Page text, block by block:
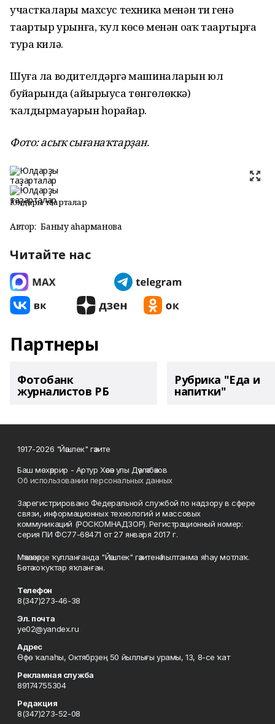
участкаларҙы махсус техника менән тиҙ генә
таҙартыр урынға, ҡул көсө менән оҙаҡ таҙартырға
тура килә.
Шуға ла водителдәргә машиналарын юл
буйҙарында (айырыуса төнгөлөккә)
ҡалдырмауҙарын һорайҙар.
Фото: асыҡ сығанаҡтарҙан.
Юлдарҙы таҙарталар
Автор: Баныу Ҡаһарманова
Читайте нас
Партнеры
Фотобанк
журналистов РБ
Рубрика "Еда и
напитки"
1917-2026 "Йәшлек" гәзите
Баш мөхәррир - Артур Хәсән улы Дәүләтбәков
Об использовании персональных данных
Зарегистрировано Федеральной службой по надзору в сфере
связи, информационных технологий и массовых
коммуникаций (РОСКОМНАДЗОР). Регистрационный номер:
серия ПИ ФС77-68471 от 27 января 2017 г.
Мәҡәләләрҙе ҡулланғанда "Йәшлек" гәзитенә һылтанма яһау мотлаҡ.
Бөтә хоҡуҡтар яҡланған.
Телефон
8(347)273-46-38
Эл. почта
ye02@yandex.ru
Адрес
Өфө ҡалаһы, Октябрҙең 50 йыллығы урамы, 13, 8-се ҡат
Рекламная служба
89174755304
Редакция
8(347)273-52-08